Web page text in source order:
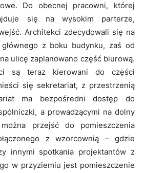
Do obecnej pracowni, której
się na wysokim parterze,
Architekci zdecydowali się na
z boku budynku, zaś od
ulicę zaplanowano część biurową.
są teraz kierowani do części
się sekretariat, z przestrzenią
ma bezpośredni dostęp do
a prowadzącymi na dolny
przejść do pomieszczenia
z wzorcownią – gdzie
innymi spotkania projektantów z
w przyziemiu jest pomieszczenie